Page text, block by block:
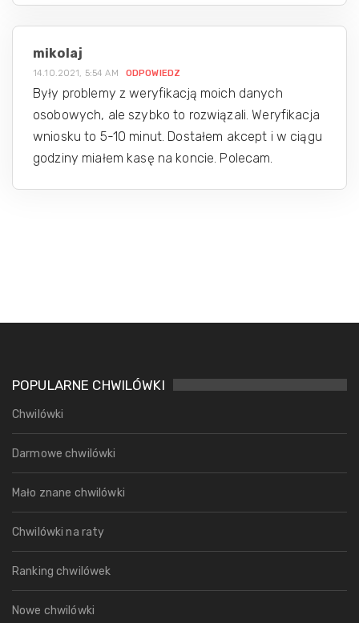
mikolaj
14.10.2021, 5:54 AM ODPOWIEDZ
Były problemy z weryfikacją moich danych
osobowych, ale szybko to rozwiązali. Weryfikacja
wniosku to 5-10 minut. Dostałem akcept i w ciągu
godziny miałem kasę na koncie. Polecam.
POPULARNE CHWILÓWKI
Chwilówki
Darmowe chwilówki
Mało znane chwilówki
Chwilówki na raty
Ranking chwilówek
Nowe chwilówki